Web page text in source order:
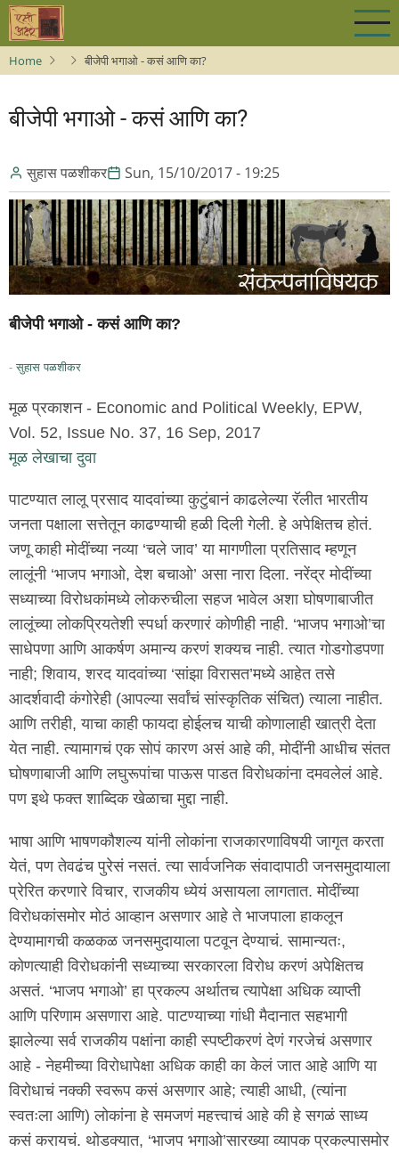
Skip
main
content
Home बीजेपी भगाओ - कसं आणि का?
बीजेपी भगाओ - कसं आणि का?
सुहास पळशीकर Sun, 15/10/2017 - 19:25
बीजेपी भगाओ - कसं आणि का?
-सुहास पळशीकर
मूळ प्रकाशन - Economic and Political Weekly, EPW,
Vol. 52, Issue No. 37, 16 Sep, 2017
मूळ लेखाचा दुवा
पाटण्यात लालू प्रसाद यादवांच्या कुटुंबानं काढलेल्या रॅलीत भारतीय
जनता पक्षाला सत्तेतून काढण्याची हळी दिली गेली. हे अपेक्षितच होतं.
जणू काही मोदींच्या नव्या ‘चले जाव’ या मागणीला प्रतिसाद म्हणून
लालूंनी ‘भाजप भगाओ, देश बचाओ’ असा नारा दिला. नरेंद्र मोदींच्या
सध्याच्या विरोधकांमध्ये लोकरुचीला सहज भावेल अशा घोषणाबाजीत
लालूंच्या लोकप्रियतेशी स्पर्धा करणारं कोणीही नाही. ‘भाजप भगाओ’चा
साधेपणा आणि आकर्षण अमान्य करणं शक्यच नाही. त्यात गोडगोडपणा
नाही; शिवाय, शरद यादवांच्या ‘सांझा विरासत’मध्ये आहेत तसे
आदर्शवादी कंगोरेही (आपल्या सर्वांचं सांस्कृतिक संचित) त्याला नाहीत.
आणि तरीही, याचा काही फायदा होईलच याची कोणालाही खात्री देता
येत नाही. त्यामागचं एक सोपं कारण असं आहे की, मोदींनी आधीच संतत
घोषणाबाजी आणि लघुरूपांचा पाऊस पाडत विरोधकांना दमवलेलं आहे.
पण इथे फक्त शाब्दिक खेळाचा मुद्दा नाही.
भाषा आणि भाषणकौशल्य यांनी लोकांना राजकारणाविषयी जागृत करता
येतं, पण तेवढंच पुरेसं नसतं. त्या सार्वजनिक संवादापाठी जनसमुदायाला
प्रेरित करणारे विचार, राजकीय ध्येयं असायला लागतात. मोदींच्या
विरोधकांसमोर मोठं आव्हान असणार आहे ते भाजपाला हाकलून
देण्यामागची कळकळ जनसमुदायाला पटवून देण्याचं. सामान्यतः,
कोणत्याही विरोधकांनी सध्याच्या सरकारला विरोध करणं अपेक्षितच
असतं. ‘भाजप भगाओ’ हा प्रकल्प अर्थातच त्यापेक्षा अधिक व्याप्ती
आणि परिणाम असणारा आहे. पाटण्याच्या गांधी मैदानात सहभागी
झालेल्या सर्व राजकीय पक्षांना काही स्पष्टीकरणं देणं गरजेचं असणार
आहे - नेहमीच्या विरोधापेक्षा अधिक काही का केलं जात आहे आणि या
विरोधाचं नक्की स्वरूप कसं असणार आहे; त्याही आधी, (त्यांना
स्वतःला आणि) लोकांना हे समजणं महत्त्वाचं आहे की हे सगळं साध्य
कसं करायचं. थोडक्यात, ‘भाजप भगाओ’सारख्या व्यापक प्रकल्पासमोर